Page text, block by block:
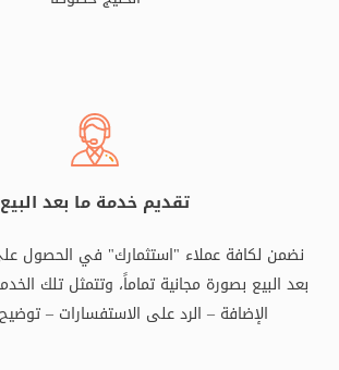
تقديم خدمة ما بعد البيع
نضمن لكافة عملاء "استثمارك" في الحصول
بعد البيع بصورة مجانية تماماً، وتتمثل تلك
الإضافة – الرد على الاستفسارات –